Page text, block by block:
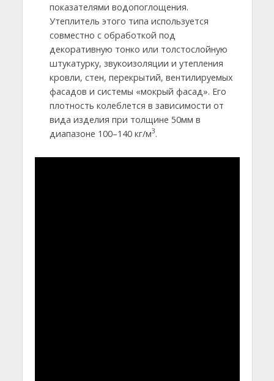
показателями водопоглощения.
Утеплитель этого типа используется
совместно с обработкой под
декоративную тонко или толстослойную
штукатурку, звукоизоляции и утепления
кровли, стен, перекрытий, вентилируемых
фасадов и системы «мокрый фасад». Его
плотность колеблется в зависимости от
вида изделия при толщине 50мм в
диапазоне 100–140 кг/м3.